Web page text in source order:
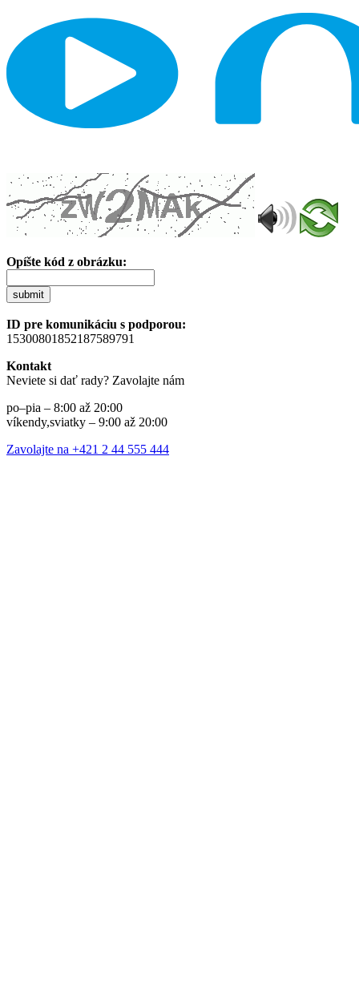
Opíšte kód z obrázku:
submit
ID pre komunikáciu s podporou:
15300801852187589791
Kontakt
Neviete si dať rady? Zavolajte nám
po–pia – 8:00 až 20:00
víkendy,sviatky – 9:00 až 20:00
Zavolajte na +421 2 44 555 444